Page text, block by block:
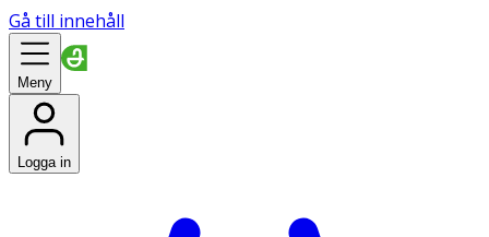
Gå till innehåll
Meny
Logga in